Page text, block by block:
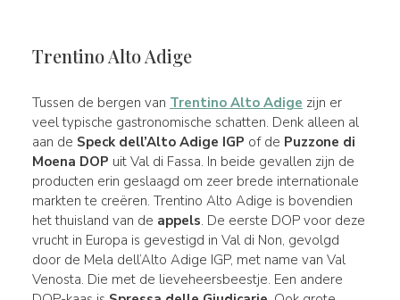
Trentino Alto Adige
Tussen de bergen van Trentino Alto Adige zijn er
veel typische gastronomische schatten. Denk alleen al
aan de Speck dell’Alto Adige IGP of de Puzzone di
Moena DOP uit Val di Fassa. In beide gevallen zijn de
producten erin geslaagd om zeer brede internationale
markten te creëren. Trentino Alto Adige is bovendien
het thuisland van de appels. De eerste DOP voor deze
vrucht in Europa is gevestigd in Val di Non, gevolgd
door de Mela dell’Alto Adige IGP, met name van Val
Venosta. Die met de lieveheersbeestje. Een andere